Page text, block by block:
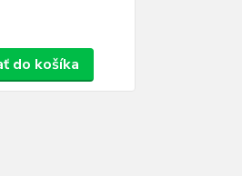
do košíka